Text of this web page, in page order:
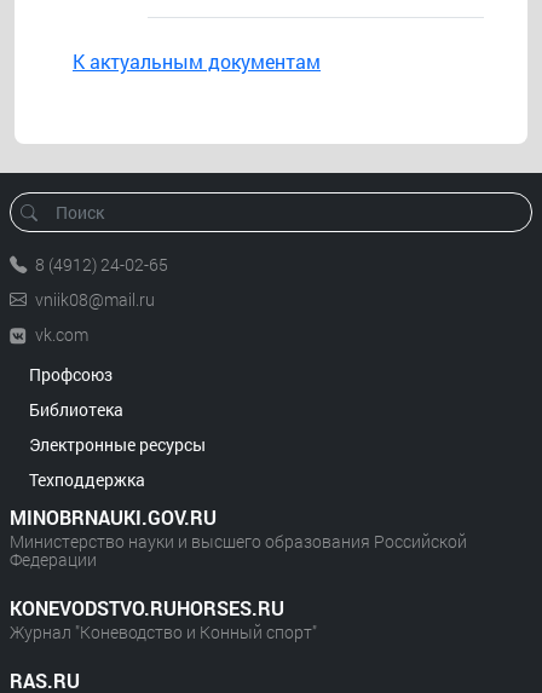
К актуальным документам
8 (4912) 24-02-65
vniik08@mail.ru
vk.com
Профсоюз
Библиотека
Электронные ресурсы
Техподдержка
MINOBRNAUKI.GOV.RU
Министерство науки и высшего образования Российской
Федерации
KONEVODSTVO.RUHORSES.RU
Журнал "Коневодство и Конный спорт"
RAS.RU